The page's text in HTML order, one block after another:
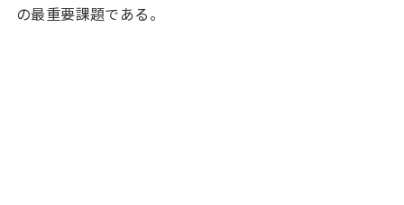
の最重要課題である。